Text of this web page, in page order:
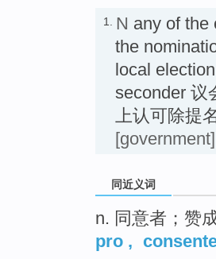
1. N any of the
the
local
seconder 议
上认可除提
[government]
同近义词
n. 同意者；赞
pro ,